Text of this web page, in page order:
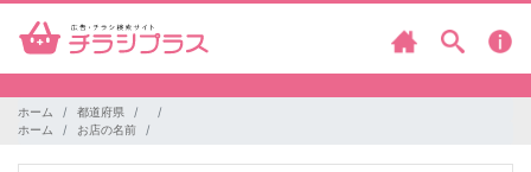
ホーム
都道府県
ホーム
お店の名前